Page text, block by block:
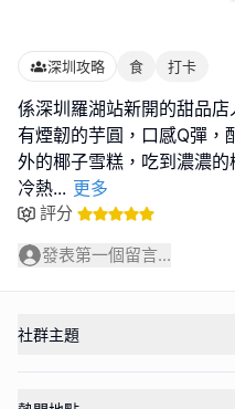
深圳攻略 食 打卡
係深圳羅湖站新開的甜品店
有煙韌的芋圓，口感Q彈，
外的椰子雪糕，吃到濃濃的
冷熱... 更多
評分
發表第一個留言...
社群主題